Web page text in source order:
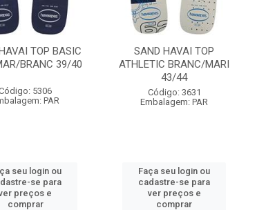
TOP BASIC
BRANC 39/40
5306
PAR
seu login ou
se para
preços e
comprar
SAND HAVAI TOP
ATHLETIC BRANC/MARI
43/44
Código: 3631
Embalagem: PAR
Faça seu login ou
cadastre-se para
ver preços e
comprar